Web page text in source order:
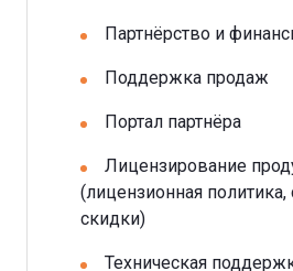
Партнёрство и
Поддержка продаж
Портал партнёра
Лицензирование
(лицензионная
скидки)
Техническая